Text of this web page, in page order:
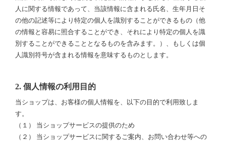
人に関する情報であって、当該情報に含まれる氏名、生年月日そ
の他の記述等により特定の個人を識別することができるもの（他
の情報と容易に照合することができ、それにより特定の個人を識
別することができることとなるものを含みます。）、もしくは個
人識別符号が含まれる情報を意味するものとします。
2. 個人情報の利用目的
当ショップは、お客様の個人情報を、以下の目的で利用致しま
す。
（１） 当ショップサービスの提供のため
（２） 当ショップサービスに関するご案内、お問い合わせ等への